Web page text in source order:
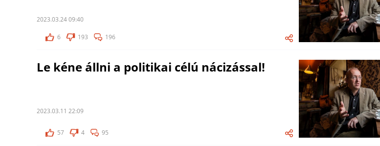
2023.03.24 09:40
6 193 196
Le kéne állni a politikai célú nácizással!
2023.03.11 22:09
57 4 95